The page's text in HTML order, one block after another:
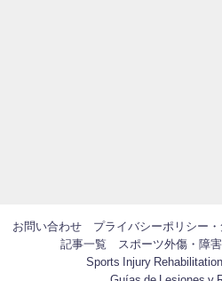
お問い合わせ
プライバシーポリシー
記事一覧
スポーツ外傷・障
Sports Injury